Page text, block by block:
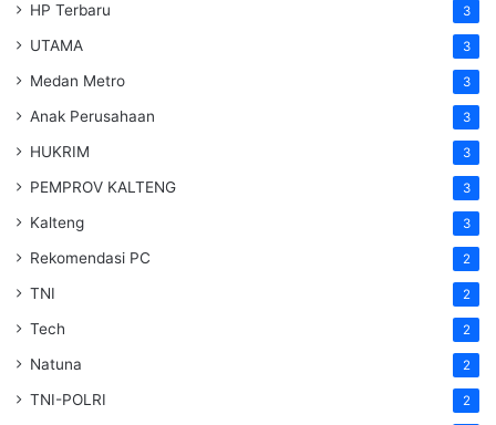
HP Terbaru 3
UTAMA 3
Medan Metro 3
Anak Perusahaan 3
HUKRIM 3
PEMPROV KALTENG 3
Kalteng 3
Rekomendasi PC 2
TNI 2
Tech 2
Natuna 2
TNI-POLRI 2